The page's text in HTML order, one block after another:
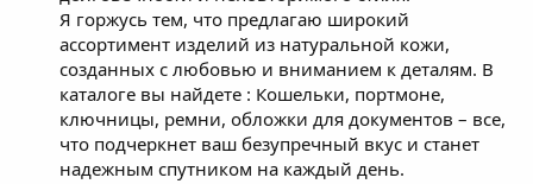
Я горжусь тем, что предлагаю широкий
ассортимент изделий из натуральной кожи,
созданных с любовью и вниманием к деталям. В
каталоге вы найдете : Кошельки, портмоне,
ключницы, ремни, обложки для документов – все,
что подчеркнет ваш безупречный вкус и станет
надежным спутником на каждый день.